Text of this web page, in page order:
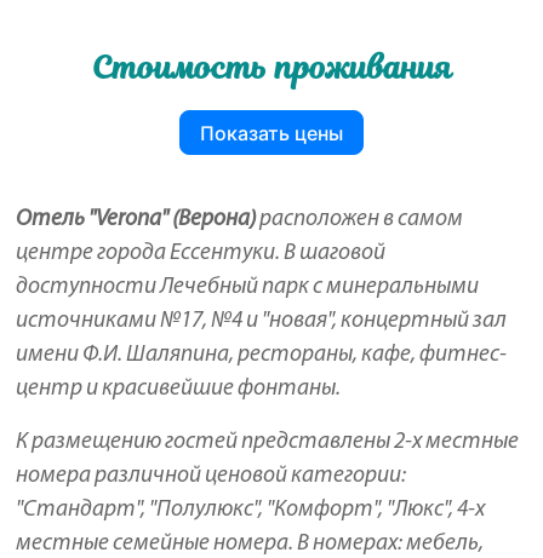
Стоимость проживания
Показать цены
Отель "Verona" (Верона)расположен в самом
центре города Ессентуки. В шаговой
доступности Лечебный парк с минеральными
источниками №17, №4 и "новая", концертный зал
имени Ф.И. Шаляпина, рестораны, кафе, фитнес-
центр и красивейшие фонтаны.
К размещению гостей представлены 2-х местные
номера различной ценовой категории:
"Стандарт", "Полулюкс", "Комфорт", "Люкс", 4-х
местные семейные номера. В номерах: мебель,